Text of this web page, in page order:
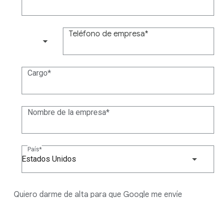
Teléfono de empresa
Cargo
Nombre de la empresa
País
Estados Unidos
Quiero darme de alta para que Google me envíe